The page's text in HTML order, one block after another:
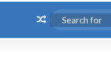
Random Article